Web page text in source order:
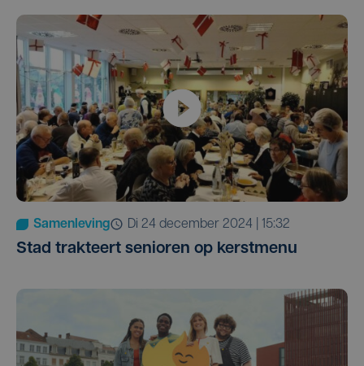
Samenleving di 24 december 2024 | 15:32
Stad trakteert senioren op kerstmenu